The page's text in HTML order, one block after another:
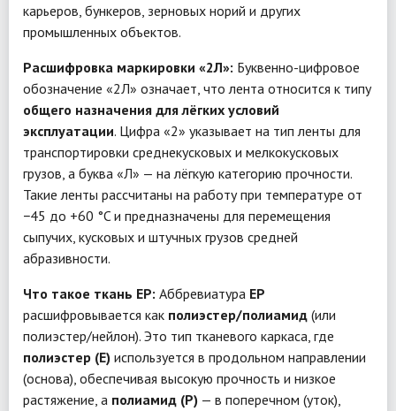
карьеров, бункеров, зерновых норий и других
промышленных объектов.
Расшифровка маркировки «2Л»: Буквенно-цифровое
обозначение «2Л» означает, что лента относится к типу
общего назначения для лёгких условий
эксплуатации. Цифра «2» указывает на тип ленты для
транспортировки среднекусковых и мелкокусковых
грузов, а буква «Л» — на лёгкую категорию прочности.
Такие ленты рассчитаны на работу при температуре от
−45 до +60 °C и предназначены для перемещения
сыпучих, кусковых и штучных грузов средней
абразивности.
Что такое ткань EP: Аббревиатура EP
расшифровывается как полиэстер/полиамид (или
полиэстер/нейлон). Это тип тканевого каркаса, где
полиэстер (E) используется в продольном направлении
(основа), обеспечивая высокую прочность и низкое
растяжение, а полиамид (P) — в поперечном (уток),